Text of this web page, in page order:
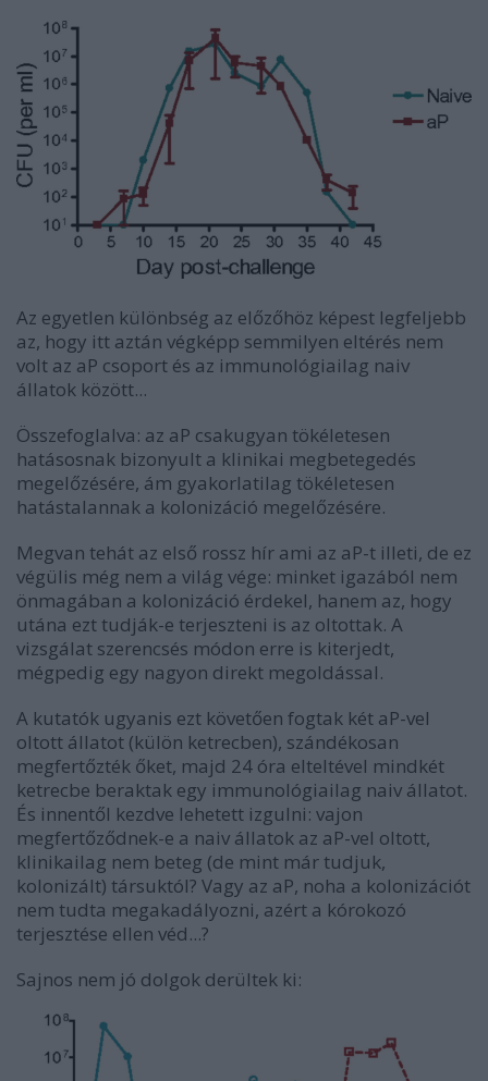
Az egyetlen különbség az előzőhöz képest legfeljebb
az, hogy itt aztán végképp semmilyen eltérés nem
volt az aP csoport és az immunológiailag naiv
állatok között...
Összefoglalva: az aP csakugyan tökéletesen
hatásosnak bizonyult a klinikai megbetegedés
megelőzésére, ám gyakorlatilag tökéletesen
hatástalannak a kolonizáció megelőzésére.
Megvan tehát az első rossz hír ami az aP-t illeti, de ez
végülis még nem a világ vége: minket igazából nem
önmagában a kolonizáció érdekel, hanem az, hogy
utána ezt tudják-e terjeszteni is az oltottak. A
vizsgálat szerencsés módon erre is kiterjedt,
mégpedig egy nagyon direkt megoldással.
A kutatók ugyanis ezt követően fogtak két aP-vel
oltott állatot (külön ketrecben), szándékosan
megfertőzték őket, majd 24 óra elteltével mindkét
ketrecbe beraktak egy immunológiailag naiv állatot.
És innentől kezdve lehetett izgulni: vajon
megfertőződnek-e a naiv állatok az aP-vel oltott,
klinikailag nem beteg (de mint már tudjuk,
kolonizált) társuktól? Vagy az aP, noha a kolonizációt
nem tudta megakadályozni, azért a kórokozó
terjesztése ellen véd...?
Sajnos nem jó dolgok derültek ki: